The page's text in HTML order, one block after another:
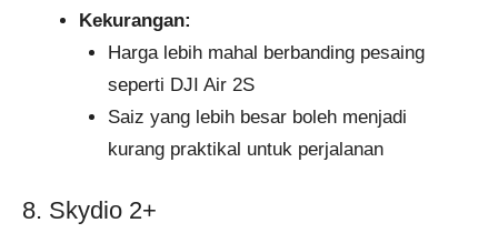
Kekurangan:
Harga lebih mahal berbanding pesaing
seperti DJI Air 2S
Saiz yang lebih besar boleh menjadi
kurang praktikal untuk perjalanan
8. Skydio 2+